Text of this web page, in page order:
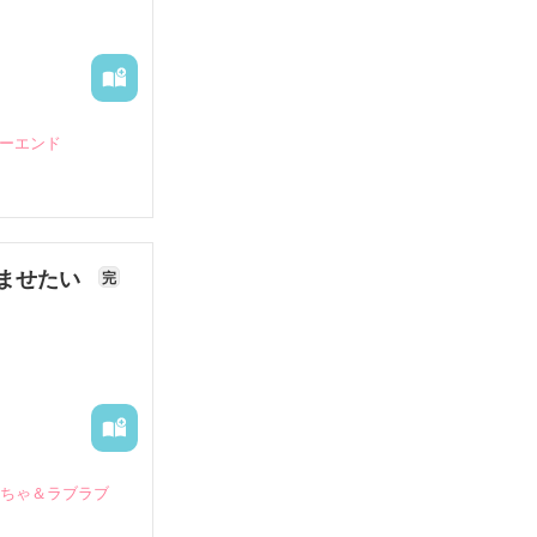
エンド
せたい 完
ゃ＆ラブラブ